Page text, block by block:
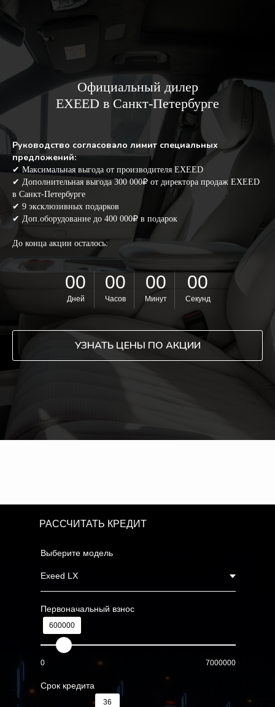
Официальный дилер
EXEED в Санкт-Петербурге
Руководство согласовало лимит специальных
предложений:
✔ Максимальная выгода от производителя EXEED
✔ Дополнительная выгода 300 000₽ от директора продаж EXEED
в Санкт-Петербурге
✔ 9 эксклюзивных подарков
✔ Доп.оборудование до 400 000₽ в подарок
До конца акции осталось:
00
Дней
00
Часов
00
Минут
00
Секунд
УЗНАТЬ ЦЕНЫ ПО АКЦИИ
Выберите модель
Первоначальный взнос
600000
0 7000000
Срок кредита
36
РАССЧИТАТЬ КРЕДИТ